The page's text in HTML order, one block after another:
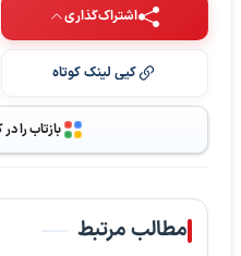
اشتراک‌گذاری
کپی لینک کوتاه
بازتاب را
مطالب مرتبط